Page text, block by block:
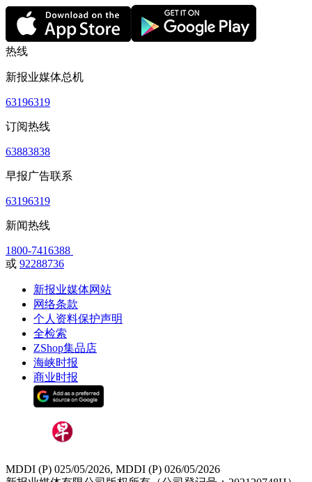
热线
新报业媒体总机
63196319
订阅热线
63883838
早报广告联系
63196319
新闻热线
1800-7416388
或 92288736
新报业媒体网站
网络条款
个人资料保护声明
全检索
ZShop集品店
海峡时报
商业时报
MDDI (P) 025/05/2026, MDDI (P) 026/05/2026